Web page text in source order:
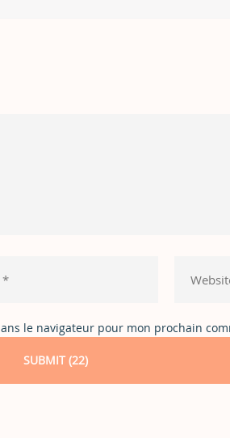
le navigateur pour mon prochain